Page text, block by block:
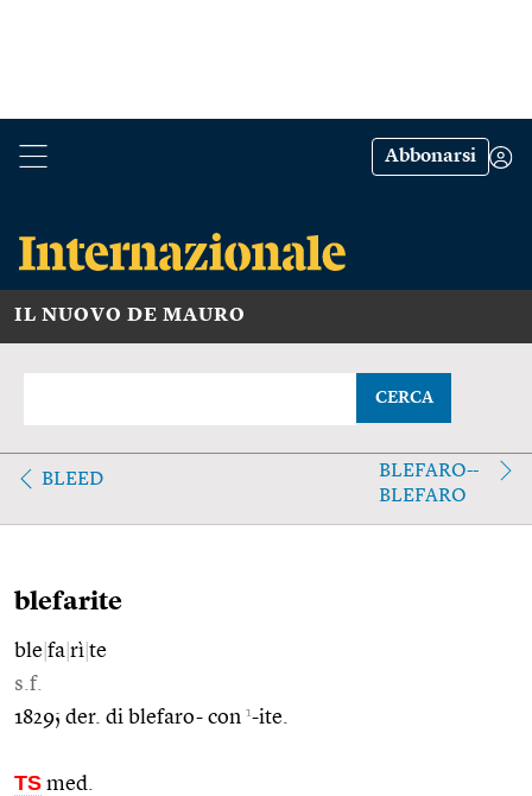
Abbonarsi
IL NUOVO DE MAURO
CERCA
BLEED
BLEFARO--
BLEFARO
blefarite
ble fa rì te
s.f.
1829; der. di blefaro- con 1-ite.
TS med.